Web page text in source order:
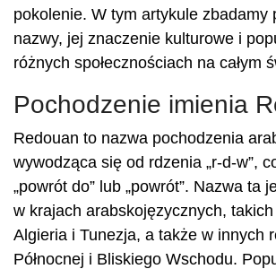
pokolenie. W tym artykule zbadamy
nazwy, jej znaczenie kulturowe i
różnych społecznościach na całym
Pochodzenie imienia
Redouan to nazwa pochodzenia
wywodząca się od rdzenia „r-d-w”,
„powrót do” lub „powrót”. Nazwa ta
w krajach arabskojęzycznych,
Algieria i Tunezja, a także w innych
Północnej i Bliskiego Wschodu.